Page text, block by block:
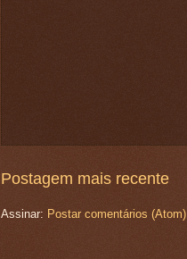
Postagem mais recente
Assinar: Postar comentários (Atom)